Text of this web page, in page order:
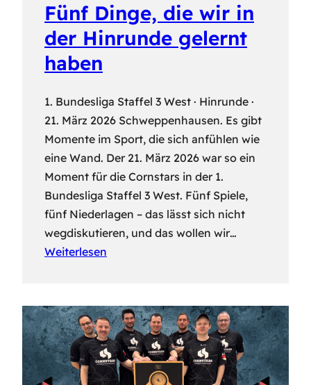
Fünf Dinge, die wir in
der Hinrunde gelernt
haben
1. Bundesliga Staffel 3 West · Hinrunde ·
21. März 2026 Schweppenhausen. Es gibt
Momente im Sport, die sich anfühlen wie
eine Wand. Der 21. März 2026 war so ein
Moment für die Cornstars in der 1.
Bundesliga Staffel 3 West. Fünf Spiele,
fünf Niederlagen – das lässt sich nicht
wegdiskutieren, und das wollen wir…
Weiterlesen